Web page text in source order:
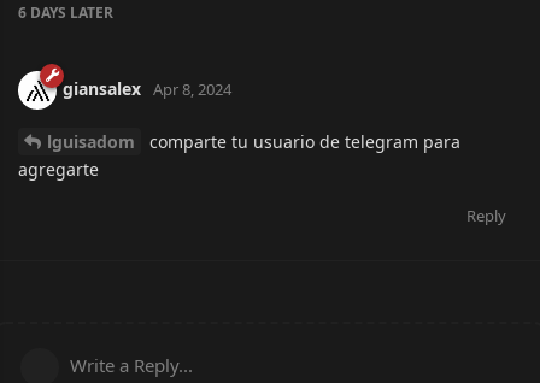
6 DAYS LATER
giansalex Apr 8, 2024
lguisadom
comparte tu usuario de telegram para
agregarte
Reply
Write a Reply...